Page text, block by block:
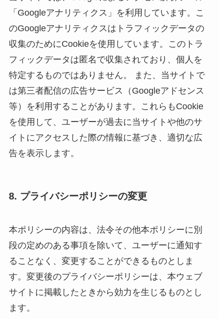
「Googleアナリティクス」を利用しています。こ
のGoogleアナリティクスはトラフィックデータの
収集のためにCookieを使用しています。このトラ
フィックデータは匿名で収集されており、個人を
特定するものではありません。 また、当サイトで
は第三者配信の広告サービス（Googleアドセンス
等）を利用することがあります。これらもCookie
を使用して、ユーザーが過去に当サイトや他のサ
イトにアクセスした際の情報に基づき、適切な広
告を表示します。
8. プライバシーポリシーの変更
本ポリシーの内容は、法令その他本ポリシーに別
段の定めのある事項を除いて、ユーザーに通知す
ることなく、変更することができるものとしま
す。変更後のプライバシーポリシーは、本ウェブ
サイトに掲載したときから効力を生じるものとし
ます。